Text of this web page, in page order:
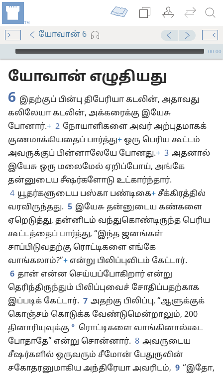
யோவான் 6
Audio Player
00:00
யோவான் எழுதியது
6 இதற்குப் பின்பு திபேரியா கடலின், அதாவது
கலிலேயா கடலின், அக்கரைக்கு இயேசு
போனார்.+ 2 நோயாளிகளை அவர் அற்புதமாகக்
குணமாக்கியதைப் பார்த்து+ ஒரு பெரிய கூட்டம்
அவருக்குப் பின்னாலேயே போனது.+ 3 அதனால்
இயேசு ஒரு மலைமேல் ஏறிப்போய், அங்கே
தன்னுடைய சீஷர்களோடு உட்கார்ந்தார்.
4 யூதர்களுடைய பஸ்கா பண்டிகை+ சீக்கிரத்தில்
வரவிருந்தது. 5 இயேசு தன்னுடைய கண்களை
ஏறெடுத்து, தன்னிடம் வந்துகொண்டிருந்த பெரிய
கூட்டத்தைப் பார்த்து, “இந்த ஜனங்கள்
சாப்பிடுவதற்கு ரொட்டிகளை எங்கே
வாங்கலாம்?”+ என்று பிலிப்புவிடம் கேட்டார்.
6 தான் என்ன செய்யப்போகிறார் என்று
தெரிந்திருந்தும் பிலிப்புவைச் சோதிப்பதற்காக
இப்படிக் கேட்டார். 7 அதற்கு பிலிப்பு, “ஆளுக்குக்
கொஞ்சம் கொடுக்க வேண்டுமென்றாலும், 200
தினாரியுவுக்கு * ரொட்டிகளை வாங்கினால்கூட
போதாதே” என்று சொன்னார். 8 அவருடைய
சீஷர்களில் ஒருவரும் சீமோன் பேதுருவின்
சகோதரனுமாகிய அந்திரேயா அவரிடம், 9 “இதோ,